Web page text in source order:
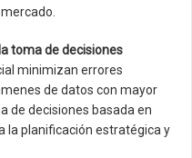
toma de decisiones
minimizan errores
de datos con mayor
de decisiones basada en
la planificación estratégica y